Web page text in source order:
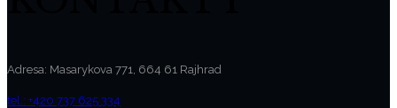
Adresa: Masarykova 771, 664 61 Rajhrad
tel.: +420 737 625 334